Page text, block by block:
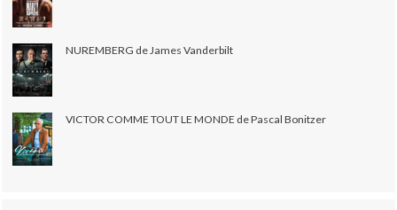
NUREMBERG de James Vanderbilt
VICTOR COMME TOUT LE MONDE de Pascal Bonitzer